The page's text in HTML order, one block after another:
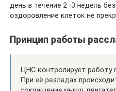
день в течение 2–3 недель
оздоровление клеток не
Принцип работы
ЦНС контролирует работу
При её разладах